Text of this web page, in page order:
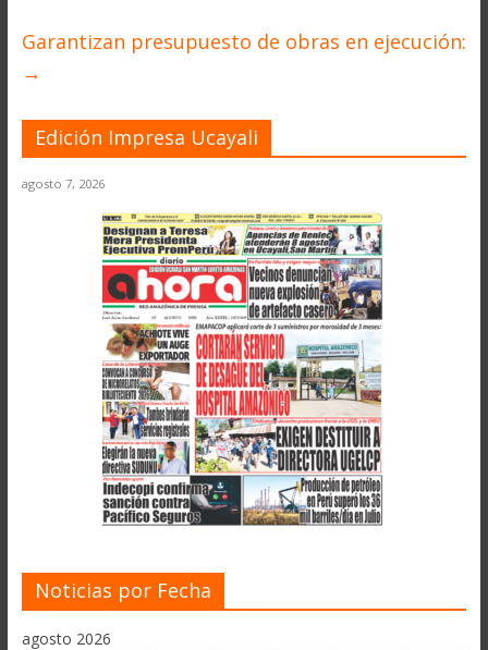
Garantizan presupuesto de obras en ejecución:
→
Edición Impresa Ucayali
agosto 7, 2026
Noticias por Fecha
agosto 2026